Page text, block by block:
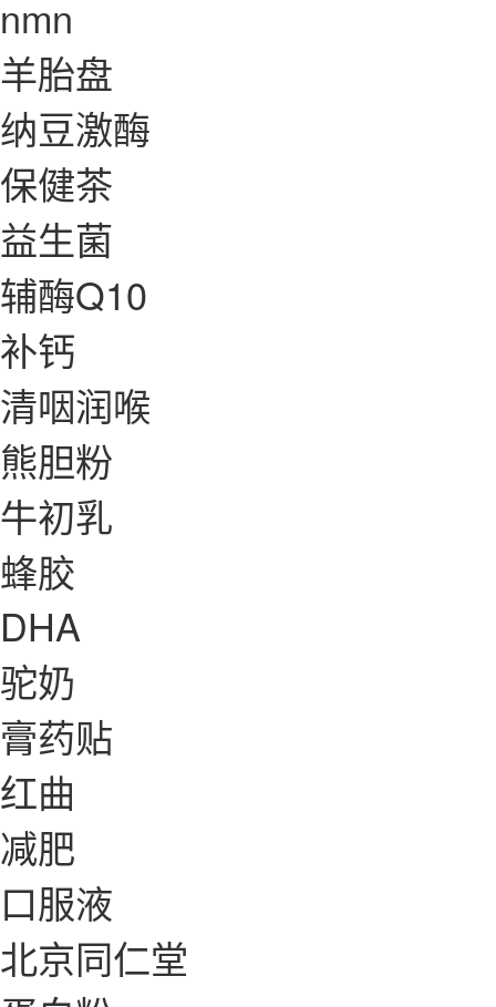
nmn
羊胎盘
纳豆激酶
保健茶
益生菌
辅酶Q10
补钙
清咽润喉
熊胆粉
牛初乳
蜂胶
DHA
驼奶
膏药贴
红曲
减肥
口服液
北京同仁堂